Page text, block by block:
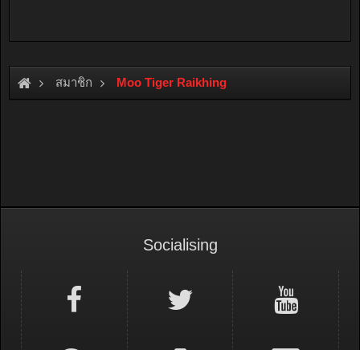
สมาชิก Moo Tiger Raikhing
Socialising